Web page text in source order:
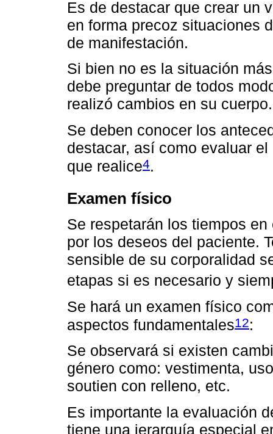
Es de destacar que crear un
en forma precoz situaciones
de manifestación.
Si bien no es la situación
debe preguntar de todos
realizó cambios en su cuerpo.
Se deben conocer los
destacar, así como evaluar
que realice4.
Examen físico
Se respetarán los tiempos
por los deseos del paciente.
sensible de su corporalidad
etapas si es necesario y
Se hará un examen físico
aspectos fundamentales12:
Se observará si existen
género como: vestimenta,
soutien con relleno, etc.
Es importante la evaluación
tiene una jerarquía especial